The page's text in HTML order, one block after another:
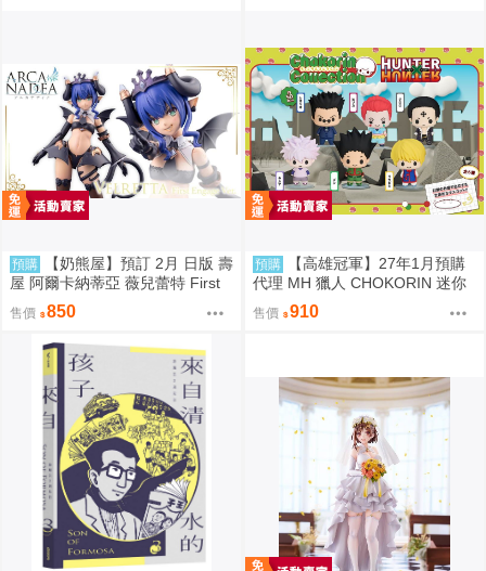
預購
【奶熊屋】預訂 2月 日版 壽
屋 阿爾卡納蒂亞 薇兒蕾特 First
Engage 一般版 組裝模型 0816
售價 850
預購
【高雄冠軍】27年1月預購
代理 MH 獵人 CHOKORIN 迷你
玩偶收藏集 第1彈 中盒6入 免訂
金0813
售價 910